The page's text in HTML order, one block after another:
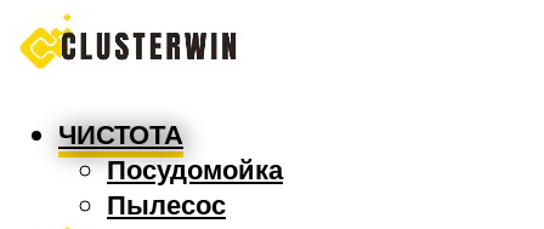
ЧИСТОТА
Посудомойка
Пылесос